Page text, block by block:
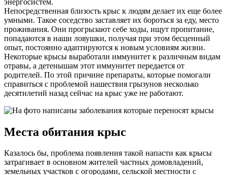
Непосредственная близость крыс к людям делает их еще более
умными. Такое соседство заставляет их бороться за еду, место
проживания. Они прогрызают себе ходы, ищут пропитание,
попадаются в наши ловушки, получая при этом бесценный
опыт, постоянно адаптируются к новым условиям жизни.
Некоторые крысы выработали иммунитет к различным видам
отравы, а детенышам этот иммунитет передается от
родителей. По этой причине препараты, которые помогали
справиться с проблемой нашествия грызунов несколько
десятилетий назад сейчас на крыс уже не работают.
Места обитания крыс
Казалось бы, проблема появления такой напасти как крысы
затрагивает в основном жителей частных домовладений,
земельных участков с огородами, сельской местности с